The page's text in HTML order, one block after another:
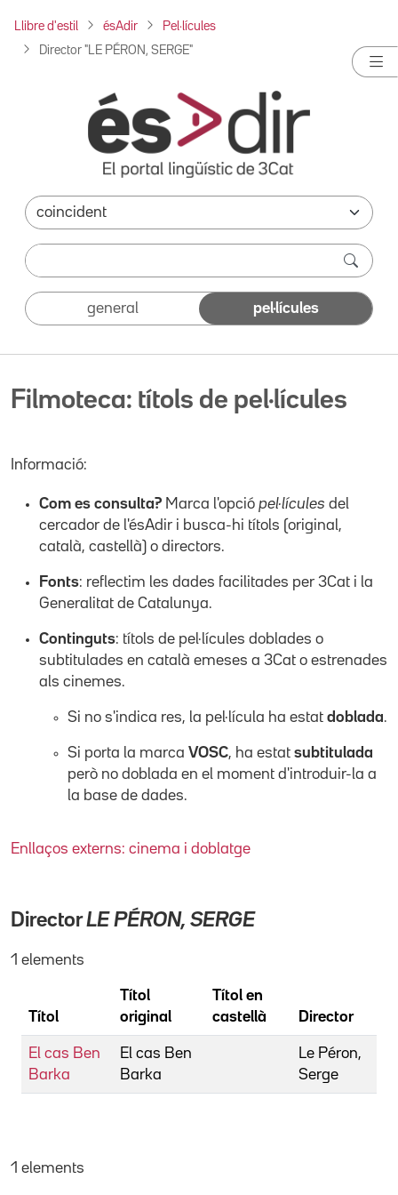
Llibre d'estil ésAdir Pel·lícules
Director "LE PÉRON, SERGE"
general pel·lícules
Filmoteca: títols de pel·lícules
Informació:
Com es consulta? Marca l'opció pel·lícules del
cercador de l'ésAdir i busca-hi títols (original,
català, castellà) o directors.
Fonts: reflectim les dades facilitades per 3Cat i la
Generalitat de Catalunya.
Continguts: títols de pel·lícules doblades o
subtitulades en català emeses a 3Cat o estrenades
als cinemes.
Si no s'indica res, la pel·lícula ha estat doblada.
Si porta la marca VOSC, ha estat subtitulada
però no doblada en el moment d'introduir-la a
la base de dades.
Enllaços externs: cinema i doblatge
DirectorLE PÉRON, SERGE
1 elements
Títol
Títol
original
Títol en
castellà
Director
El cas Ben
Barka
El cas Ben
Barka
Le Péron,
Serge
1 elements